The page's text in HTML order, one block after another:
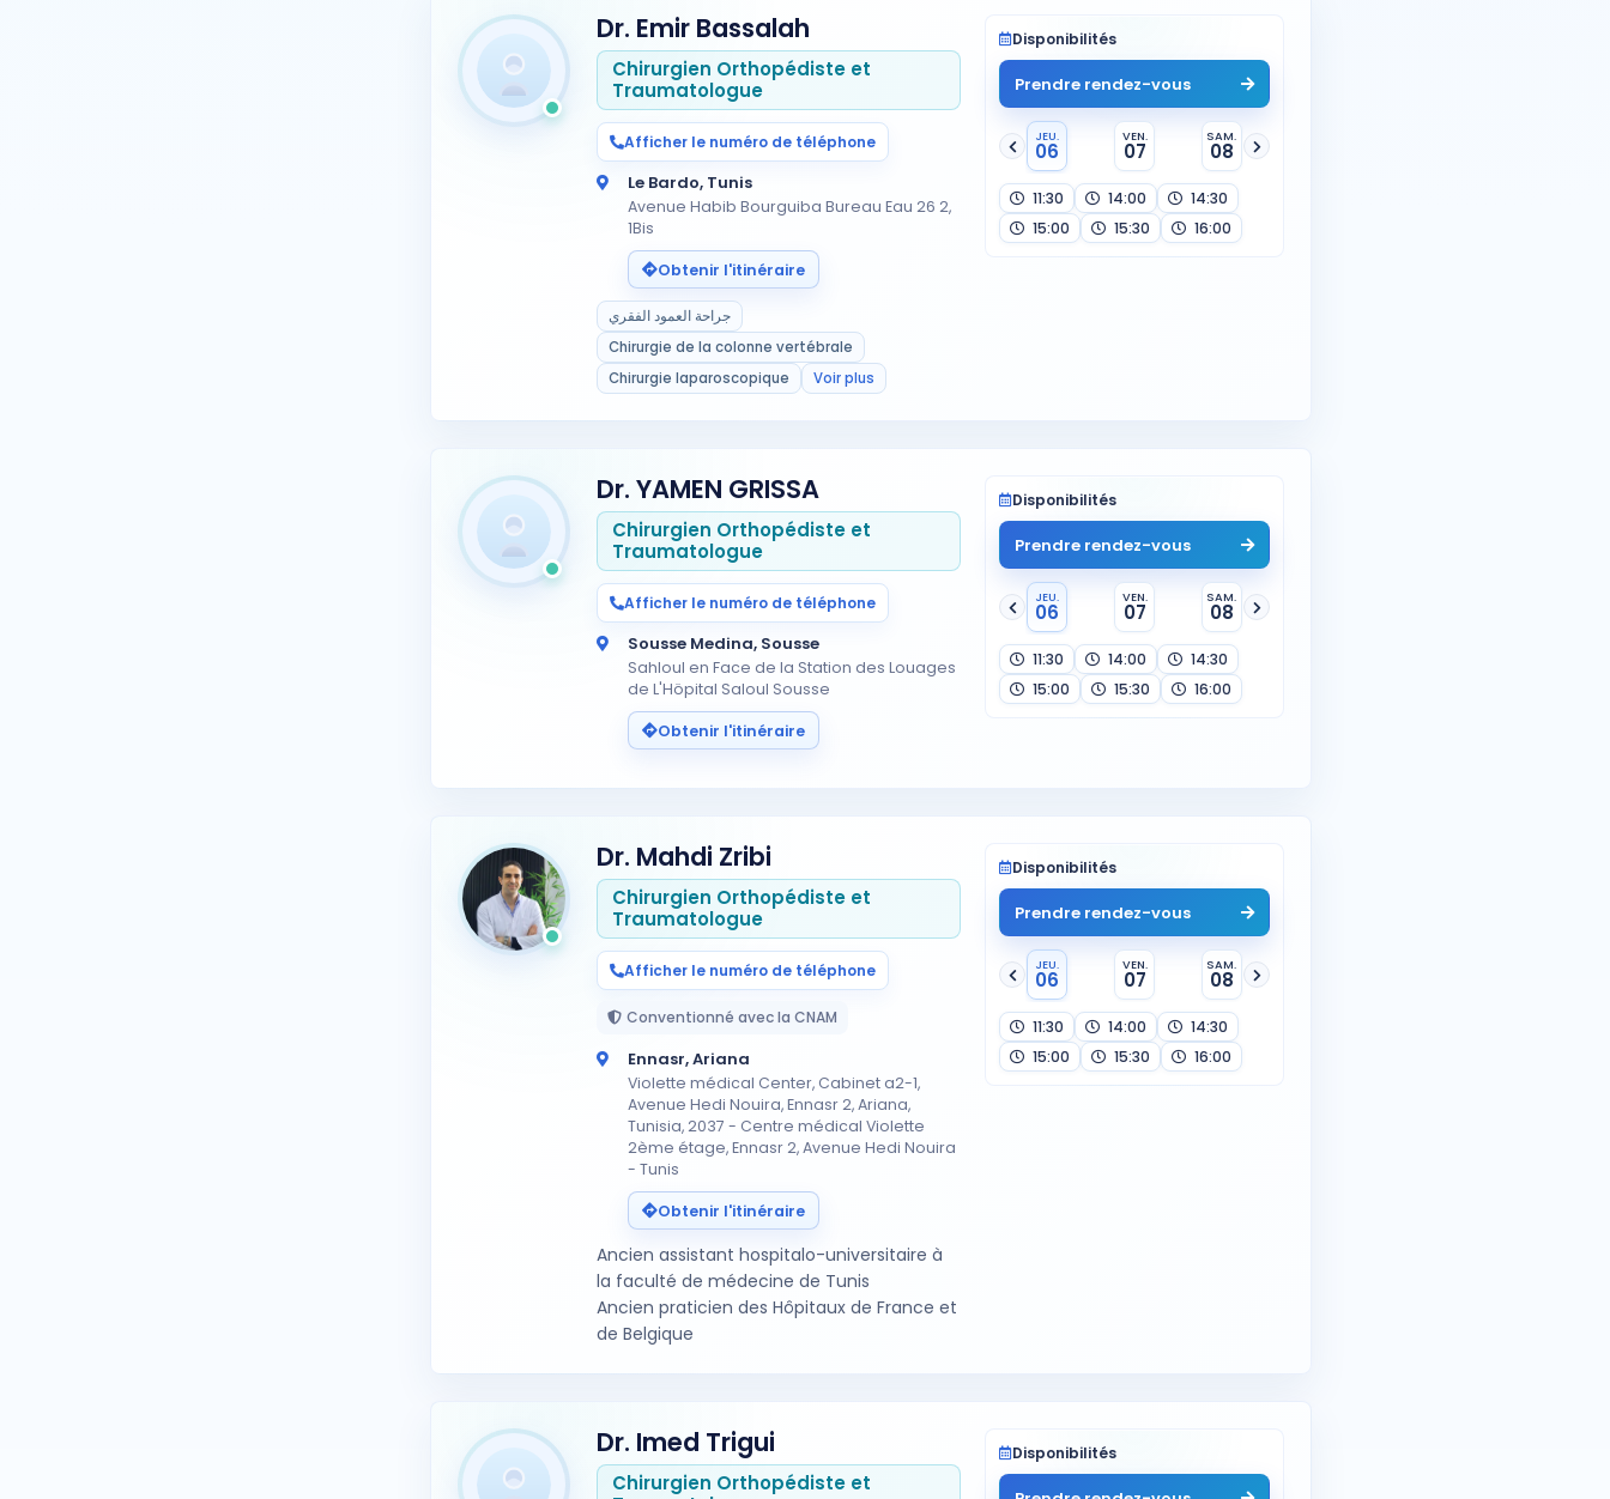
Dr. Emir Bassalah
Chirurgien Orthopédiste et
Traumatologue
Afficher le numéro de téléphone
Le Bardo, Tunis
Avenue Habib Bourguiba Bureau Eau 26 2,
1Bis
Obtenir l'itinéraire
جراحة العمود الفقري
Chirurgie de la colonne vertébrale
Chirurgie laparoscopique
Voir plus
Disponibilités
Prendre rendez-vous
JEU.
06
VEN.
07
SAM.
08
11:30 14:00
14:30
15:00
15:30 16:00
Dr. YAMEN GRISSA
Chirurgien Orthopédiste et
Traumatologue
Afficher le numéro de téléphone
Sousse Medina, Sousse
Sahloul en Face de la Station des Louages
de L'Höpital Saloul Sousse
Obtenir l'itinéraire
Disponibilités
Prendre rendez-vous
JEU.
06
VEN.
07
SAM.
08
11:30 14:00
14:30
15:00
15:30 16:00
Dr. Mahdi Zribi
Chirurgien Orthopédiste et
Traumatologue
Afficher le numéro de téléphone
Conventionné avec la CNAM
Ennasr, Ariana
Violette médical Center, Cabinet a2-1,
Avenue Hedi Nouira, Ennasr 2, Ariana,
Tunisia, 2037 - Centre médical Violette
2ème étage, Ennasr 2, Avenue Hedi Nouira
- Tunis
Obtenir l'itinéraire
Ancien assistant hospitalo-universitaire à
la faculté de médecine de Tunis
Ancien praticien des Hôpitaux de France et
de Belgique
Disponibilités
Prendre rendez-vous
JEU.
06
VEN.
07
SAM.
08
11:30 14:00
14:30
15:00
15:30 16:00
Dr. Imed Trigui
Chirurgien Orthopédiste et
Disponibilités